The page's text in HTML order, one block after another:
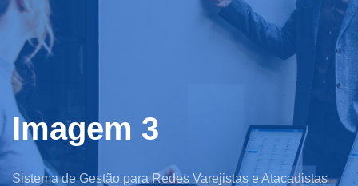
content
Imagem 3
Sistema de Gestão para Redes Varejistas e Atacadistas